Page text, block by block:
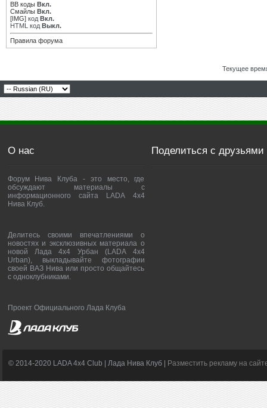
BB коды Вкл.
Смайлы Вкл.
[IMG] код Вкл.
HTML код Выкл.
Правила форума
Текущее
О нас
Форум Нива Клуба - это место, где
обсуждают материалы с
информационного сайта LADA 4x4
Нива Клуб.
Делитесь своими впечатлениями о
новостях и эксклюзивных материала о
новой Лада 4х4 Урбан (LADA 4x4
Urban), выкладывайте фотографии
своей ВАЗ Нива или просто общайтесь
с одноклубниками.
Проект Официального Лада Клуба
Поделиться с друзьями
© 2014-2020 LADA 4x4 Club | Лада Нива Клуб | Разместить рекламу на